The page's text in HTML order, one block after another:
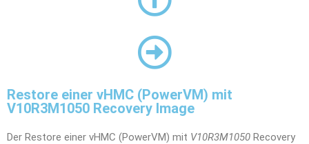
Restore einer vHMC (PowerVM) mit
V10R3M1050 Recovery Image
Der Restore einer vHMC (PowerVM) mit V10R3M1050 Recovery